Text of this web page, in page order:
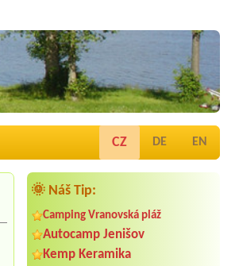
CZ DE EN
🌞 Náš Tip:
Camping Vranovská pláž
Autocamp Jenišov
Kemp Keramika